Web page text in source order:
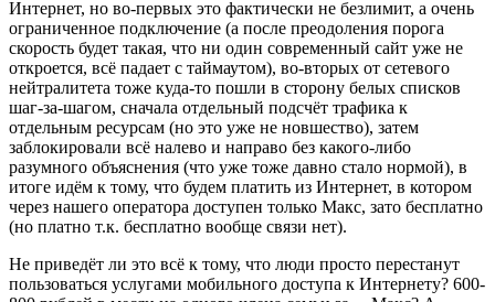
Интернет, но во-первых это фактически не безлимит, а очень
ограниченное подключение (а после преодоления порога
скорость будет такая, что ни один современный сайт уже не
откроется, всё падает с таймаутом), во-вторых от сетевого
нейтралитета тоже куда-то пошли в сторону белых списков
шаг-за-шагом, сначала отдельный подсчёт трафика к
отдельным ресурсам (но это уже не новшество), затем
заблокировали всё налево и направо без какого-либо
разумного объяснения (что уже тоже давно стало нормой), в
итоге идём к тому, что будем платить из Интернет, в котором
через нашего оператора доступен только Макс, зато бесплатно
(но платно т.к. бесплатно вообще связи нет).
Не приведёт ли это всё к тому, что люди просто перестанут
пользоваться услугами мобильного доступа к Интернету? 600-